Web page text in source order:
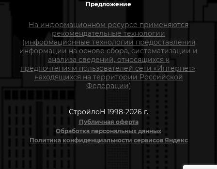
Предложение
На информационном ресурсе применяются
рекомендательные технологии
(информационные технологии предоставления
информации на основе сбора, систематизации и
анализа сведений, относящихся к
предпочтениям пользователей сети «Интернет»,
находящихся на территории Российской
Федерации)
СтройлоН 1998-2026 г.
Публичная оферта
Обработка персональных данных
Политика конфиденциальности сервисов Яндекс